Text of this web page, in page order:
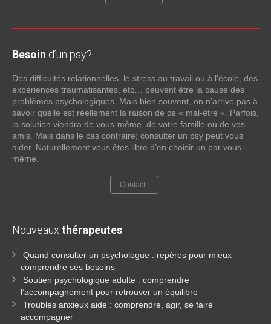
Besoin d’un psy?
Des difficultés relationnelles, le stress au travail ou à l’école, des
expériences traumatisantes, etc… peuvent être la cause des
problèmes psychologiques. Mais bien souvent, on n’arrive pas à
savoir quelle est réellement la raison de ce « mal-être ». Parfois,
la solution viendra de vous-même, de votre famille ou de vos
amis. Mais dans le cas contraire; consulter un psy peut vous
aider. Naturellement vous êtes libre d’en choisir un par vous-
même.
Contact !
Nouveaux thérapeutes
Quand consulter un psychologue : repères pour mieux
comprendre ses besoins
Soutien psychologique adulte : comprendre
l’accompagnement pour retrouver un équilibre
Troubles anxieux aide : comprendre, agir, se faire
accompagner